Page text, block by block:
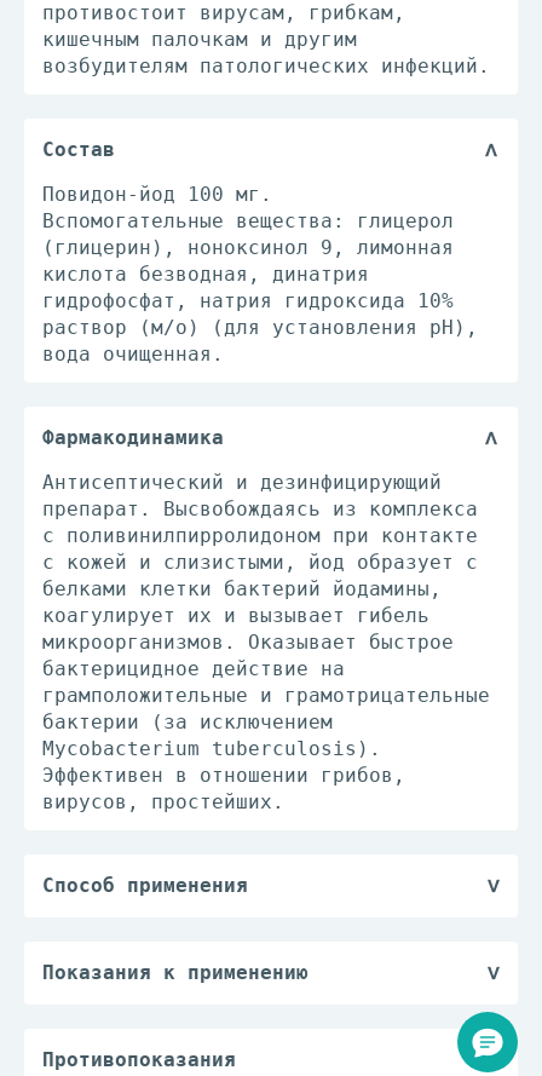
противостоит вирусам, грибкам,
кишечным палочкам и другим
возбудителям патологических инфекций.
Состав
Повидон-йод 100 мг.
Вспомогательные вещества: глицерол
(глицерин), ноноксинол 9, лимонная
кислота безводная, динатрия
гидрофосфат, натрия гидроксида 10%
раствор (м/о) (для установления рН),
вода очищенная.
Фармакодинамика
Антисептический и дезинфицирующий
препарат. Высвобождаясь из комплекса
с поливинилпирролидоном при контакте
с кожей и слизистыми, йод образует с
белками клетки бактерий йодамины,
коагулирует их и вызывает гибель
микроорганизмов. Оказывает быстрое
бактерицидное действие на
грамположительные и грамотрицательные
бактерии (за исключением
Mycobacterium tuberculosis).
Эффективен в отношении грибов,
вирусов, простейших.
Способ применения
в неразбавленном виде для смазывания,
Для применения в дренажных системах
Показания к применению
инфекций в хирургии, травматологии,
комбустиологии, стоматологии;
Противопоказания